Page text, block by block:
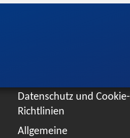
Datenschutz und Cookie-
Richtlinien
Allgemeine